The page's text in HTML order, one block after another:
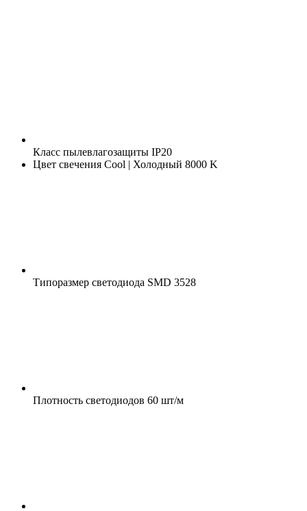
Класс пылевлагозащиты IP20
Цвет свечения Cool | Холодный 8000 K
Типоразмер светодиода SMD 3528
Плотность светодиодов 60 шт/м